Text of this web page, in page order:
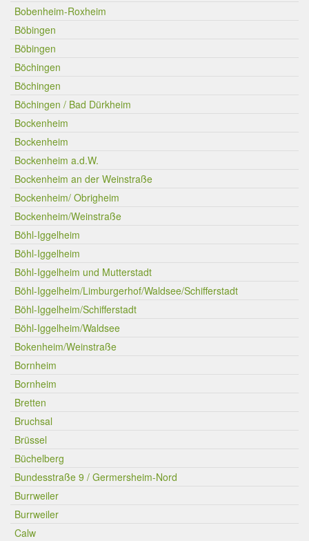
Bobenheim-Roxheim
Böbingen
Böbingen
Böchingen
Böchingen
Böchingen / Bad Dürkheim
Bockenheim
Bockenheim
Bockenheim a.d.W.
Bockenheim an der Weinstraße
Bockenheim/ Obrigheim
Bockenheim/Weinstraße
Böhl-Iggelheim
Böhl-Iggelheim
Böhl-Iggelheim und Mutterstadt
Böhl-Iggelheim/Limburgerhof/Waldsee/Schifferstadt
Böhl-Iggelheim/Schifferstadt
Böhl-Iggelheim/Waldsee
Bokenheim/Weinstraße
Bornheim
Bornheim
Bretten
Bruchsal
Brüssel
Büchelberg
Bundesstraße 9 / Germersheim-Nord
Burrweiler
Burrweiler
Calw